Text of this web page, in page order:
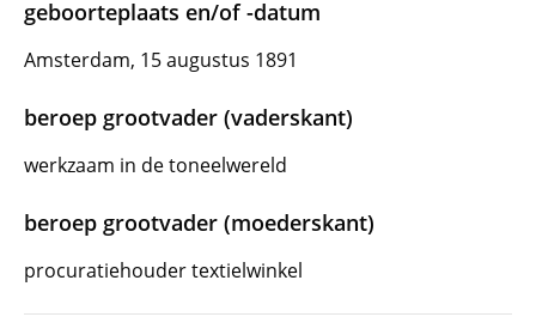
geboorteplaats en/of -datum
Amsterdam, 15 augustus 1891
beroep grootvader (vaderskant)
werkzaam in de toneelwereld
beroep grootvader (moederskant)
procuratiehouder textielwinkel